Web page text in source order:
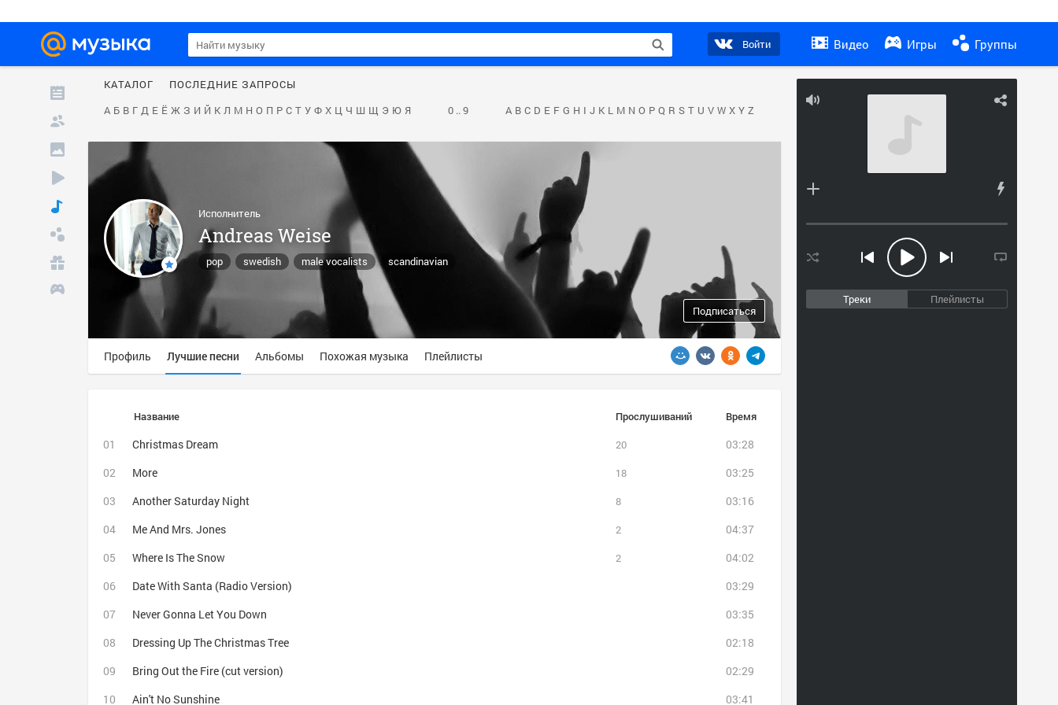
Войти Видео Игры Группы
Треки Плейлисты
КАТАЛОГ
ПОСЛЕДНИЕ ЗАПРОСЫ
А Б В Г Д Е Ё Ж З И Й К Л М Н О П Р С Т У Ф Х Ц Ч Ш Щ Э Ю Я 0 .. 9 A B C D E F G H I J K L M N O P Q R S T U V W X Y Z
Исполнитель
Andreas Weise
pop swedish male vocalists scandinavian
Подписаться
Профиль Лучшие песни Альбомы Похожая музыка Плейлисты
Название Прослушиваний Время
Christmas Dream 20
03:28
More
18
03:25
Another Saturday Night
8
03:16
Me And Mrs. Jones
2
04:37
Where Is The Snow
2
04:02
Date With Santa (Radio Version)
03:29
Never Gonna Let You Down
03:35
Dressing Up The Christmas Tree
02:18
Bring Out the Fire (cut version)
02:29
Ain't No Sunshine
03:41